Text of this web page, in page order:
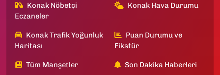
Konak Nöbetçi
Eczaneler
Konak Hava Durumu
Konak Trafik Yoğunluk
Haritası
Puan Durumu ve
Fikstür
Tüm Manşetler Son Dakika Haberleri